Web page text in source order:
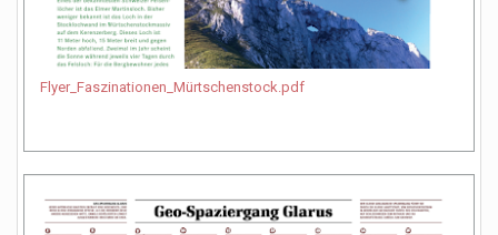
Flyer_Faszinationen_Mürtschenstock.pdf